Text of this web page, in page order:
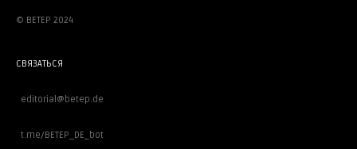
© BETEP 2024
СВЯЗАТЬСЯ
editorial@betep.de
t.me/BETEP_DE_bot